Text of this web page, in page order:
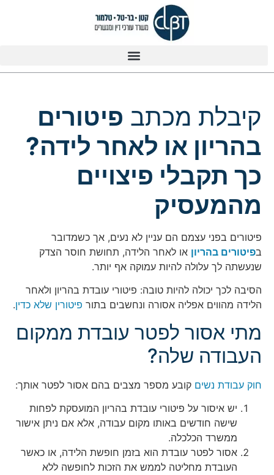
קיבלת מכתב פיטורים
בהריון או לאחר לידה?
כך תקבלי פיצויים
מהמעסיק
פיטורים בפני עצמם הם עניין לא נעים, אך כשמדובר
בפיטורים בהריון או לאחר הלידה, תחושת חוסר הצדק
שנעשתה לך עלולה להיות עמוקה אף יותר.
הסיבה לכך יכולה להיות טובה: פיטורי עובדת בהריון ולאחר
הלידה מהווים אפליה אסורה ונחשבים בתור פיטורין שלא כדין.
מתי אסור לפטר עובדת ממקום
העבודה שלה?
חוק עבודת נשים קובע מספר מצבים בהם אסור לפטר אותך:
יש איסור על פיטורי עובדת בהריון המועסקת לפחות
שישה חודשים באותו מקום עבודה, אלא אם ניתן אישור
ממשרד הכלכלה.
אסור לפטר עובדת הוא בזמן חופשת הלידה, או כאשר
העובדת מחליטה לממש את הזכות לחופשה ללא